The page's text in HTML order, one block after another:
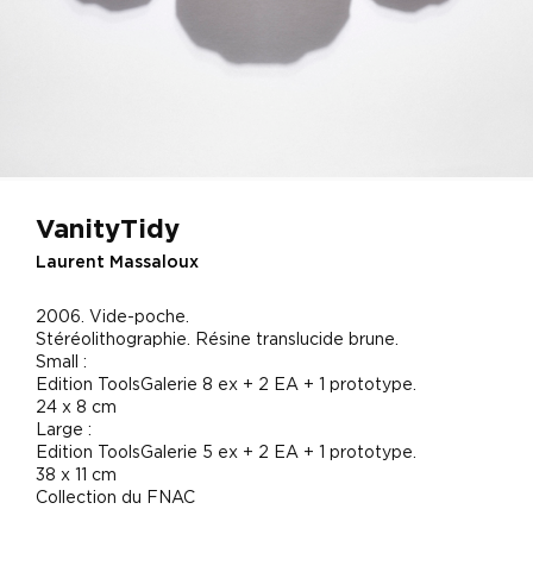
VanityTidy
Laurent Massaloux
2006. Vide-poche.
Stéréolithographie. Résine translucide brune.
Small :
Edition ToolsGalerie 8 ex + 2 EA + 1 prototype.
24 x 8 cm
Large :
Edition ToolsGalerie 5 ex + 2 EA + 1 prototype.
38 x 11 cm
Collection du FNAC